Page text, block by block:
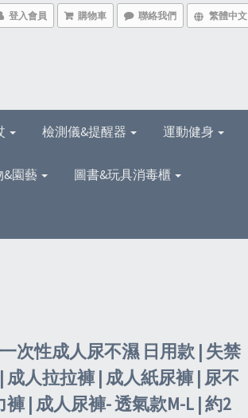
登入會員 購物車 聯絡我們 繁體中文
檢測儀&提醒器 運動健身
&園藝 圖書&玩具消毒櫃
次性成人尿不濕 日用款 | 失禁
成人拉拉褲 | 成人紙尿褲 | 尿不
褲 | 成人尿褲- 透氣款M-L | 約2